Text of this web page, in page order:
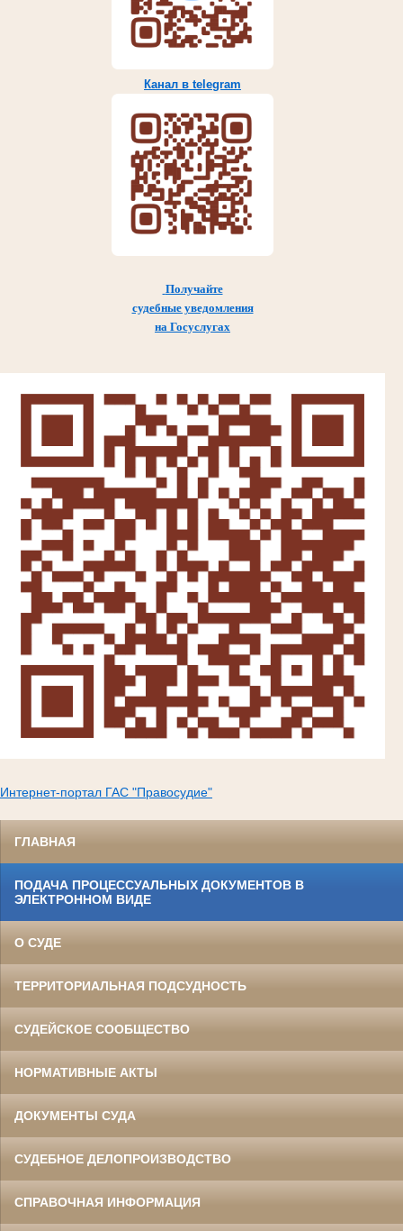
Канал в telegram
Получайте
судебные уведомления
на Госуслугах
Интернет-портал ГАС "Правосудие"
ГЛАВНАЯ
ПОДАЧА ПРОЦЕССУАЛЬНЫХ ДОКУМЕНТОВ В
ЭЛЕКТРОННОМ ВИДЕ
О СУДЕ
ТЕРРИТОРИАЛЬНАЯ ПОДСУДНОСТЬ
СУДЕЙСКОЕ СООБЩЕСТВО
НОРМАТИВНЫЕ АКТЫ
ДОКУМЕНТЫ СУДА
СУДЕБНОЕ ДЕЛОПРОИЗВОДСТВО
СПРАВОЧНАЯ ИНФОРМАЦИЯ